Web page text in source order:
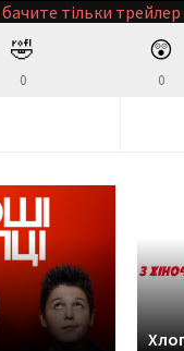
тільки трейлер
🤣
0
😲
0